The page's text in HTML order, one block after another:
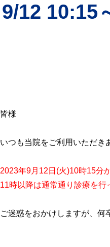
9/12 10:15
皆様
いつも当院をご利用いただき
2023年9月12日(火)10時15分
11時以降は通常通り診療を行
ご迷惑をおかけしますが、何